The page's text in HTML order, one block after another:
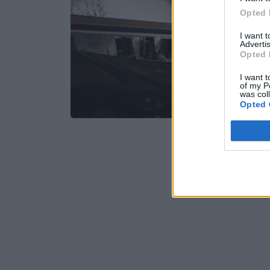
Opted
I want
Opted
I want
of my
was
Opted